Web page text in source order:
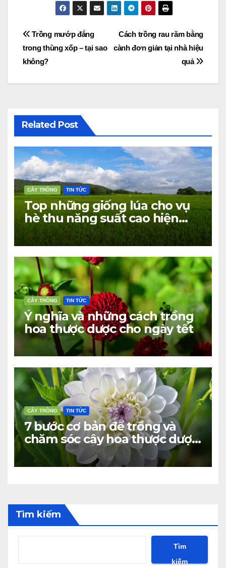
Điều
hướng
bài
Cách trồng rau răm bằng
cành đơn giản tại nhà hiệu
quả
Trồng mướp đắng
trong thùng xốp – tại sao
không?
Related Post
CÂY TRỒNG TIN TỨC
Top những giống lúa cho vụ
hè thu năng suất cao hiện
nay
CÂY TRỒNG TIN TỨC
Ý nghĩa và những cách trồng
hoa thược dược cho ngày tết
CÂY TRỒNG TIN TỨC
7 bước cơ bản để trồng và
chăm sóc cây hoa thược dược
ra bông đúng tết
Tìm kiếm
Tìm
kiếm